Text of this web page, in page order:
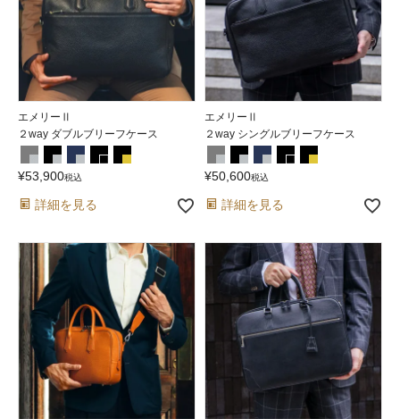
エメリーⅡ
２way ダブルブリーフケース
¥53,900税込
詳細を見る
エメリーⅡ
２way シングルブリーフケース
¥50,600税込
詳細を見る